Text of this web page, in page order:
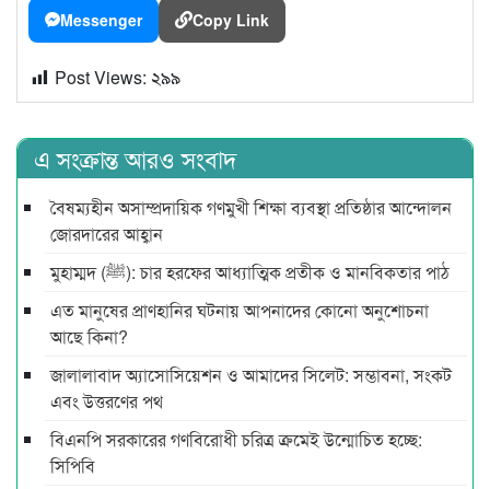
Messenger Copy Link
Post Views: ২৯৯
এ সংক্রান্ত আরও সংবাদ
বৈষম্যহীন অসাম্প্রদায়িক গণমুখী শিক্ষা ব্যবস্থা প্রতিষ্ঠার আন্দোলন
জোরদারের আহ্বান
মুহাম্মদ (ﷺ): চার হরফের আধ্যাত্মিক প্রতীক ও মানবিকতার পাঠ
এত মানুষের প্রাণহানির ঘটনায় আপনাদের কোনো অনুশোচনা
আছে কিনা?
জালালাবাদ অ্যাসোসিয়েশন ও আমাদের সিলেট: সম্ভাবনা, সংকট
এবং উত্তরণের পথ
বিএনপি সরকারের গণবিরোধী চরিত্র ক্রমেই উন্মোচিত হচ্ছে:
সিপিবি